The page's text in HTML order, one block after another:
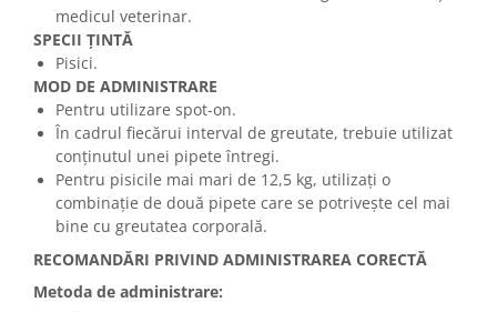
medicul veterinar.
SPECII ȚINTĂ
Pisici.
MOD DE ADMINISTRARE
Pentru utilizare spot-on.
În cadrul fiecărui interval de greutate, trebuie utilizat
conținutul unei pipete întregi.
Pentru pisicile mai mari de 12,5 kg, utilizați o
combinație de două pipete care se potrivește cel mai
bine cu greutatea corporală.
RECOMANDĂRI PRIVIND ADMINISTRAREA CORECTĂ
Metoda de administrare: